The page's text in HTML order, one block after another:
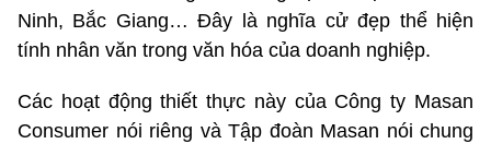
Ninh, Bắc Giang… Đây là nghĩa cử đẹp thể hiện
tính nhân văn trong văn hóa của doanh nghiệp.
Các hoạt động thiết thực này của Công ty Masan
Consumer nói riêng và Tập đoàn Masan nói chung